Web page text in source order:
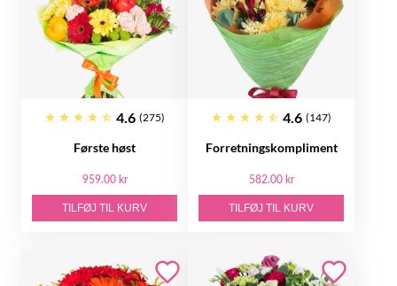
4.6 (275)
Første høst
959.00 kr
TILFØJ TIL KURV
4.6 (147)
Forretningskompliment
582.00 kr
TILFØJ TIL KURV